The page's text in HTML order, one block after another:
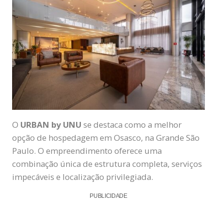
O URBAN by UNU se destaca como a melhor
opção de hospedagem em Osasco, na Grande São
Paulo. O empreendimento oferece uma
combinação única de estrutura completa, serviços
impecáveis e localização privilegiada.
PUBLICIDADE